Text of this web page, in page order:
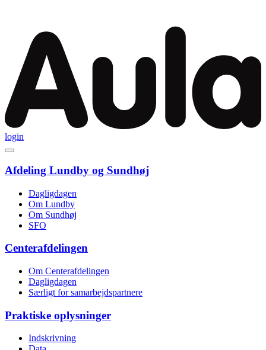
login
Afdeling Lundby og Sundhøj
Dagligdagen
Om Lundby
Om Sundhøj
SFO
Centerafdelingen
Om Centerafdelingen
Dagligdagen
Særligt for samarbejds­partnere
Praktiske oplysninger
Indskrivning